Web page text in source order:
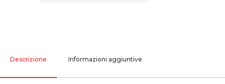
Descrizione Informazioni aggiuntive